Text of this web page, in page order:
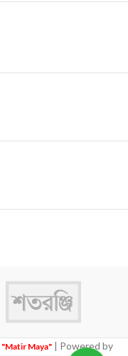
"Matir Maya" | Powered by